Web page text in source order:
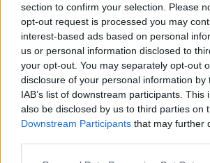
section to confirm your selection. Please
opt-out request is processed you may
interest-based ads based on personal
us or personal information disclosed to
your opt-out. You may separately opt-out
disclosure of your personal information by
IAB’s list of downstream participants. This
also be disclosed by us to third parties on
Downstream Participants that may further
Χρηματιστήριο Αθηνών:
Εβδομαδιαία άνοδος 1,76%,
κέρδη 23,31% από τις αρχές
του έτους
ΣΚΑΪ:
του
Γιάννης
στη θέση
Media: Με ενίσχυση 8 εκατ. ευρώ σε 451
πρόγραμμα στήριξης- Κάλυψη εισφορών